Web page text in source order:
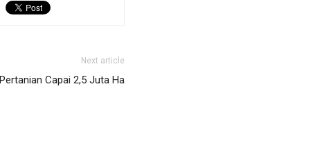
Next article
Capai 2,5 Juta Ha